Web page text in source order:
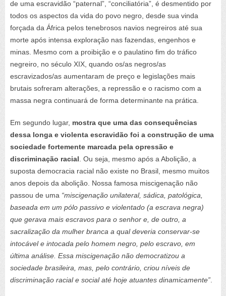
de uma escravidão “paternal”, “conciliatória”, é desmentido por
todos os aspectos da vida do povo negro, desde sua vinda
forçada da África pelos tenebrosos navios negreiros até sua
morte após intensa exploração nas fazendas, engenhos e
minas. Mesmo com a proibição e o paulatino fim do tráfico
negreiro, no século XIX, quando os/as negros/as
escravizados/as aumentaram de preço e legislações mais
brutais sofreram alterações, a repressão e o racismo com a
massa negra continuará de forma determinante na prática.
Em segundo lugar, mostra que uma das consequências
dessa longa e violenta escravidão foi a construção de uma
sociedade fortemente marcada pela opressão e
discriminação racial . Ou seja, mesmo após a Abolição, a
suposta democracia racial não existe no Brasil, mesmo muitos
anos depois da abolição. Nossa famosa miscigenação não
passou de uma “miscigenação unilateral, sádica, patológica,
baseada em um pólo passivo e violentado (a escrava negra)
que gerava mais escravos para o senhor e, de outro, a
sacralização da mulher branca a qual deveria conservar-se
intocável e intocada pelo homem negro, pelo escravo, em
última análise. Essa miscigenação não democratizou a
sociedade brasileira, mas, pelo contrário, criou níveis de
discriminação racial e social até hoje atuantes dinamicamente”